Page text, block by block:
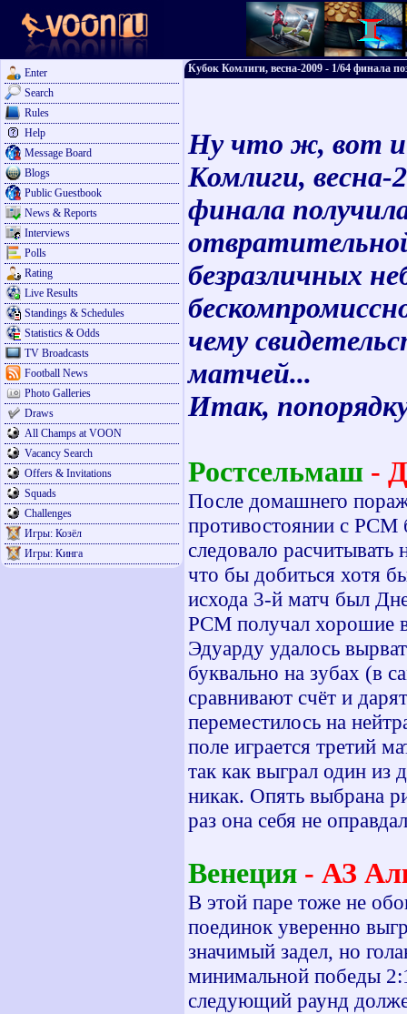
Enter
Search
Rules
Help
Message Board
Blogs
Public Guestbook
News & Reports
Interviews
Polls
Rating
Live Results
Standings & Schedules
Statistics & Odds
TV Broadcasts
Football News
Photo Galleries
Draws
All Champs at VOON
Vacancy Search
Offers & Invitations
Squads
Challenges
Игры: Козёл
Игры: Кинга
Кубок Комлиги, весна-2009 - 1/64 финала
Ну что ж, вот и
Комлиги, весна-
финала
безразличных
чему
матчей...
Итак,
Ростсельмаш -
После домашнего
противостоянии с РСМ
следовало
что бы добиться хотя
исхода 3-й матч был
РСМ получал хорошие
Эдуарду удалось
буквально на зубах (в
сравнивают счёт и
переместилось на
поле играется третий
так как выграл один
никак. Опять выбрана
раз она себя не
Венеция - АЗ
В этой паре тоже не
поединок уверенно
значимый задел, но
минимальной победы
следующий раунд